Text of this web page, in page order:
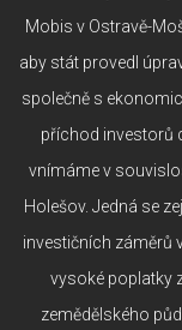
Mobis v Ostravě-
aby stát provedl
společně s
příchod investorů
vnímáme v
Holešov. Jedná se
investičních záměrů
vysoké poplatky
zemědělského